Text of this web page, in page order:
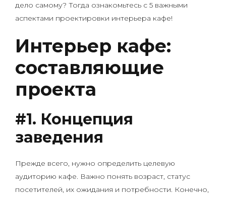
дело самому? Тогда ознакомьтесь с 5 важными
аспектами проектировки интерьера кафе!
Интерьер кафе:
составляющие
проекта
#1. Концепция
заведения
Прежде всего, нужно определить целевую
аудиторию кафе. Важно понять возраст, статус
посетителей, их ожидания и потребности. Конечно,